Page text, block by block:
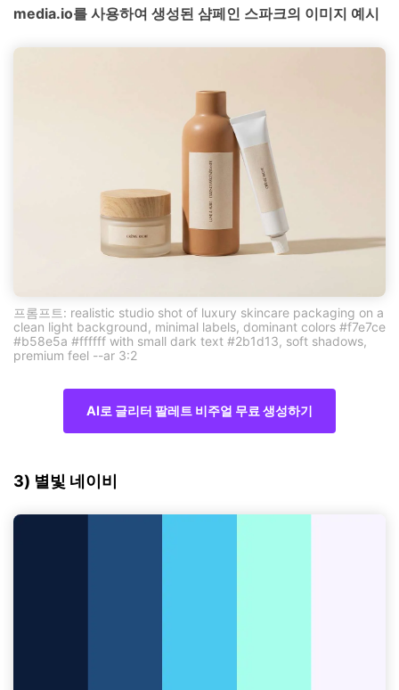
media.io를 사용하여 생성된 샴페인 스파크의 이미지 예시
프롬프트: realistic studio shot of luxury skincare packaging on a
clean light background, minimal labels, dominant colors #f7e7ce
#b58e5a #ffffff with small dark text #2b1d13, soft shadows,
premium feel --ar 3:2
AI로 글리터 팔레트 비주얼 무료 생성하기
3) 별빛 네이비